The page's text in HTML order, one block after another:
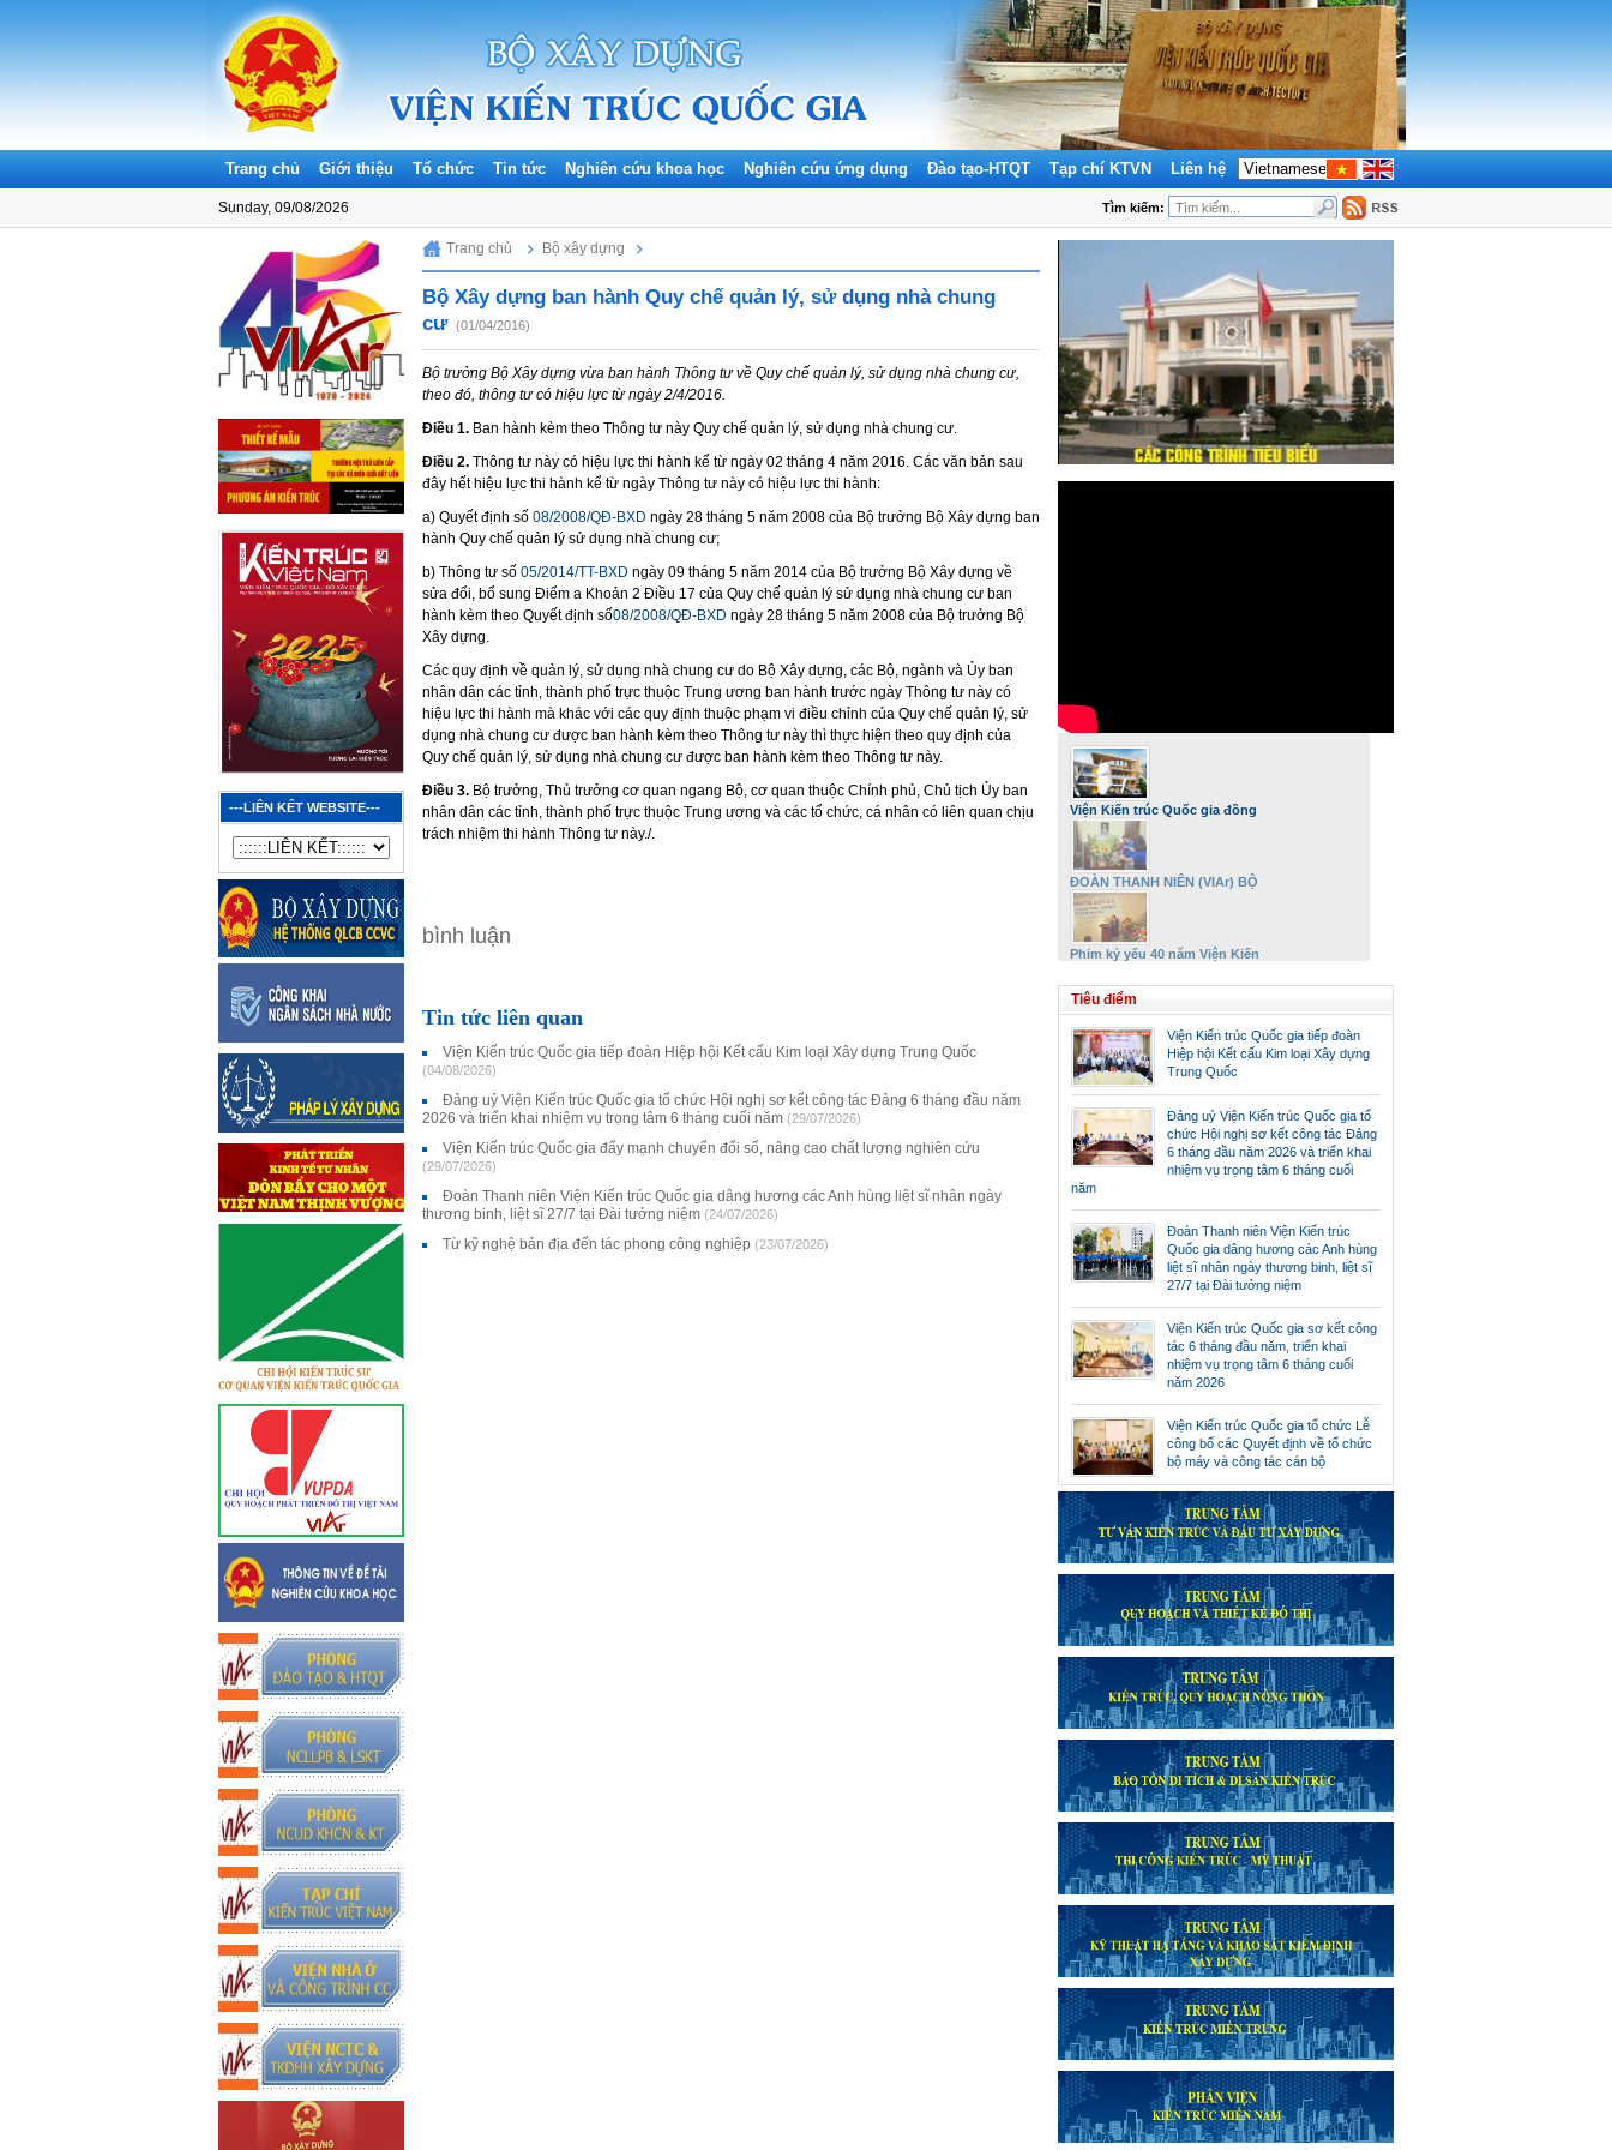
Trang chủ Giới thiệu Tổ chức Tin tức Nghiên cứu khoa học Nghiên cứu ứng dụng Đào tạo-HTQT Tạp chí KTVN Liên hệ
Sunday, 09/08/2026 Tìm kiếm:
---LIÊN KẾT WEBSITE---
Trang chủ Bộ xây dựng
Bộ Xây dựng ban hành Quy chế quản lý, sử dụng nhà chung
cư (01/04/2016)
Bộ trưởng Bộ Xây dựng vừa ban hành Thông tư về Quy chế quản lý, sử dụng nhà chung cư,
theo đó, thông tư có hiệu lực từ ngày 2/4/2016.
Điều 1. Ban hành kèm theo Thông tư này Quy chế quản lý, sử dụng nhà chung cư.
Điều 2. Thông tư này có hiệu lực thi hành kể từ ngày 02 tháng 4 năm 2016. Các văn bản sau
đây hết hiệu lực thi hành kể từ ngày Thông tư này có hiệu lực thi hành:
a) Quyết định số 08/2008/QĐ-BXD ngày 28 tháng 5 năm 2008 của Bộ trưởng Bộ Xây dựng ban
hành Quy chế quản lý sử dụng nhà chung cư;
b) Thông tư số 05/2014/TT-BXD ngày 09 tháng 5 năm 2014 của Bộ trưởng Bộ Xây dựng về
sửa đổi, bổ sung Điểm a Khoản 2 Điều 17 của Quy chế quản lý sử dụng nhà chung cư ban
hành kèm theo Quyết định số08/2008/QĐ-BXD ngày 28 tháng 5 năm 2008 của Bộ trưởng Bộ
Xây dựng.
Các quy định về quản lý, sử dụng nhà chung cư do Bộ Xây dựng, các Bộ, ngành và Ủy ban
nhân dân các tỉnh, thành phố trực thuộc Trung ương ban hành trước ngày Thông tư này có
hiệu lực thi hành mà khác với các quy định thuộc phạm vi điều chỉnh của Quy chế quản lý, sử
dụng nhà chung cư được ban hành kèm theo Thông tư này thì thực hiện theo quy định của
Quy chế quản lý, sử dụng nhà chung cư được ban hành kèm theo Thông tư này.
Điều 3. Bộ trưởng, Thủ trưởng cơ quan ngang Bộ, cơ quan thuộc Chính phủ, Chủ tịch Ủy ban
nhân dân các tỉnh, thành phố trực thuộc Trung ương và các tổ chức, cá nhân có liên quan chịu
trách nhiệm thi hành Thông tư này./.
bình luận
Tin tức liên quan
Viện Kiến trúc Quốc gia tiếp đoàn Hiệp hội Kết cấu Kim loại Xây dựng Trung Quốc
(04/08/2026)
Đảng uỷ Viện Kiến trúc Quốc gia tổ chức Hội nghị sơ kết công tác Đảng 6 tháng đầu năm
2026 và triển khai nhiệm vụ trọng tâm 6 tháng cuối năm (29/07/2026)
Viện Kiến trúc Quốc gia đẩy mạnh chuyển đổi số, nâng cao chất lượng nghiên cứu
(29/07/2026)
Đoàn Thanh niên Viện Kiến trúc Quốc gia dâng hương các Anh hùng liệt sĩ nhân ngày
thương binh, liệt sĩ 27/7 tại Đài tưởng niệm (24/07/2026)
Từ kỹ nghệ bản địa đến tác phong công nghiệp (23/07/2026)
Viện Kiến trúc Quốc gia đồng
hành và phát triển
ĐOÀN THANH NIÊN (VIAr) BỘ
XÂY DỰNG DÂNG HƯƠNG VÀ TRI
ÂN ĐẠI TƯỚNG VÕ NGUYÊN
GIÁP NHÂN DỊP 27/7
Phim kỷ yếu 40 năm Viện Kiến
Tiêu điểm
Viện Kiến trúc Quốc gia tiếp đoàn
Hiệp hội Kết cấu Kim loại Xây dựng
Trung Quốc
Đảng uỷ Viện Kiến trúc Quốc gia tổ
chức Hội nghị sơ kết công tác Đảng
6 tháng đầu năm 2026 và triển khai
nhiệm vụ trọng tâm 6 tháng cuối
năm
Đoàn Thanh niên Viện Kiến trúc
Quốc gia dâng hương các Anh hùng
liệt sĩ nhân ngày thương binh, liệt sĩ
27/7 tại Đài tưởng niệm
Viện Kiến trúc Quốc gia sơ kết công
tác 6 tháng đầu năm, triển khai
nhiệm vụ trọng tâm 6 tháng cuối
năm 2026
Viện Kiến trúc Quốc gia tổ chức Lễ
công bố các Quyết định về tổ chức
bộ máy và công tác cán bộ